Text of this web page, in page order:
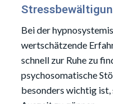
Bei der
wertschätzende
schnell zur Ruhe zu
psychosomatische
besonders wichtig